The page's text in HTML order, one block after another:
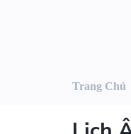
Trang Chủ